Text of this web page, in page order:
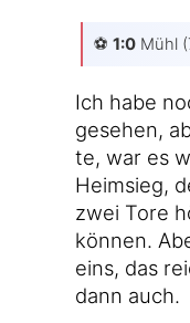
⚽️ 1:0Mühl
Ich habe
gese­hen,
te, war es
Heim­sieg,
zwei Tore
kön­nen.
eins, das
dann auch.